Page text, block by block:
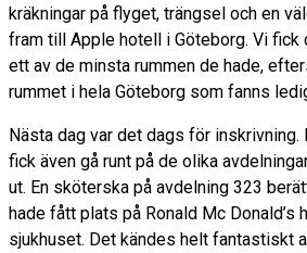
kräkningar på flyget, trängsel och en
fram till Apple hotell i Göteborg. Vi fick
ett av de minsta rummen de hade,
rummet i hela Göteborg som fanns
Nästa dag var det dags för
fick även gå runt på de olika
ut. En sköterska på avdelning 323
hade fått plats på Ronald Mc Donald’s
sjukhuset. Det kändes helt fantastiskt